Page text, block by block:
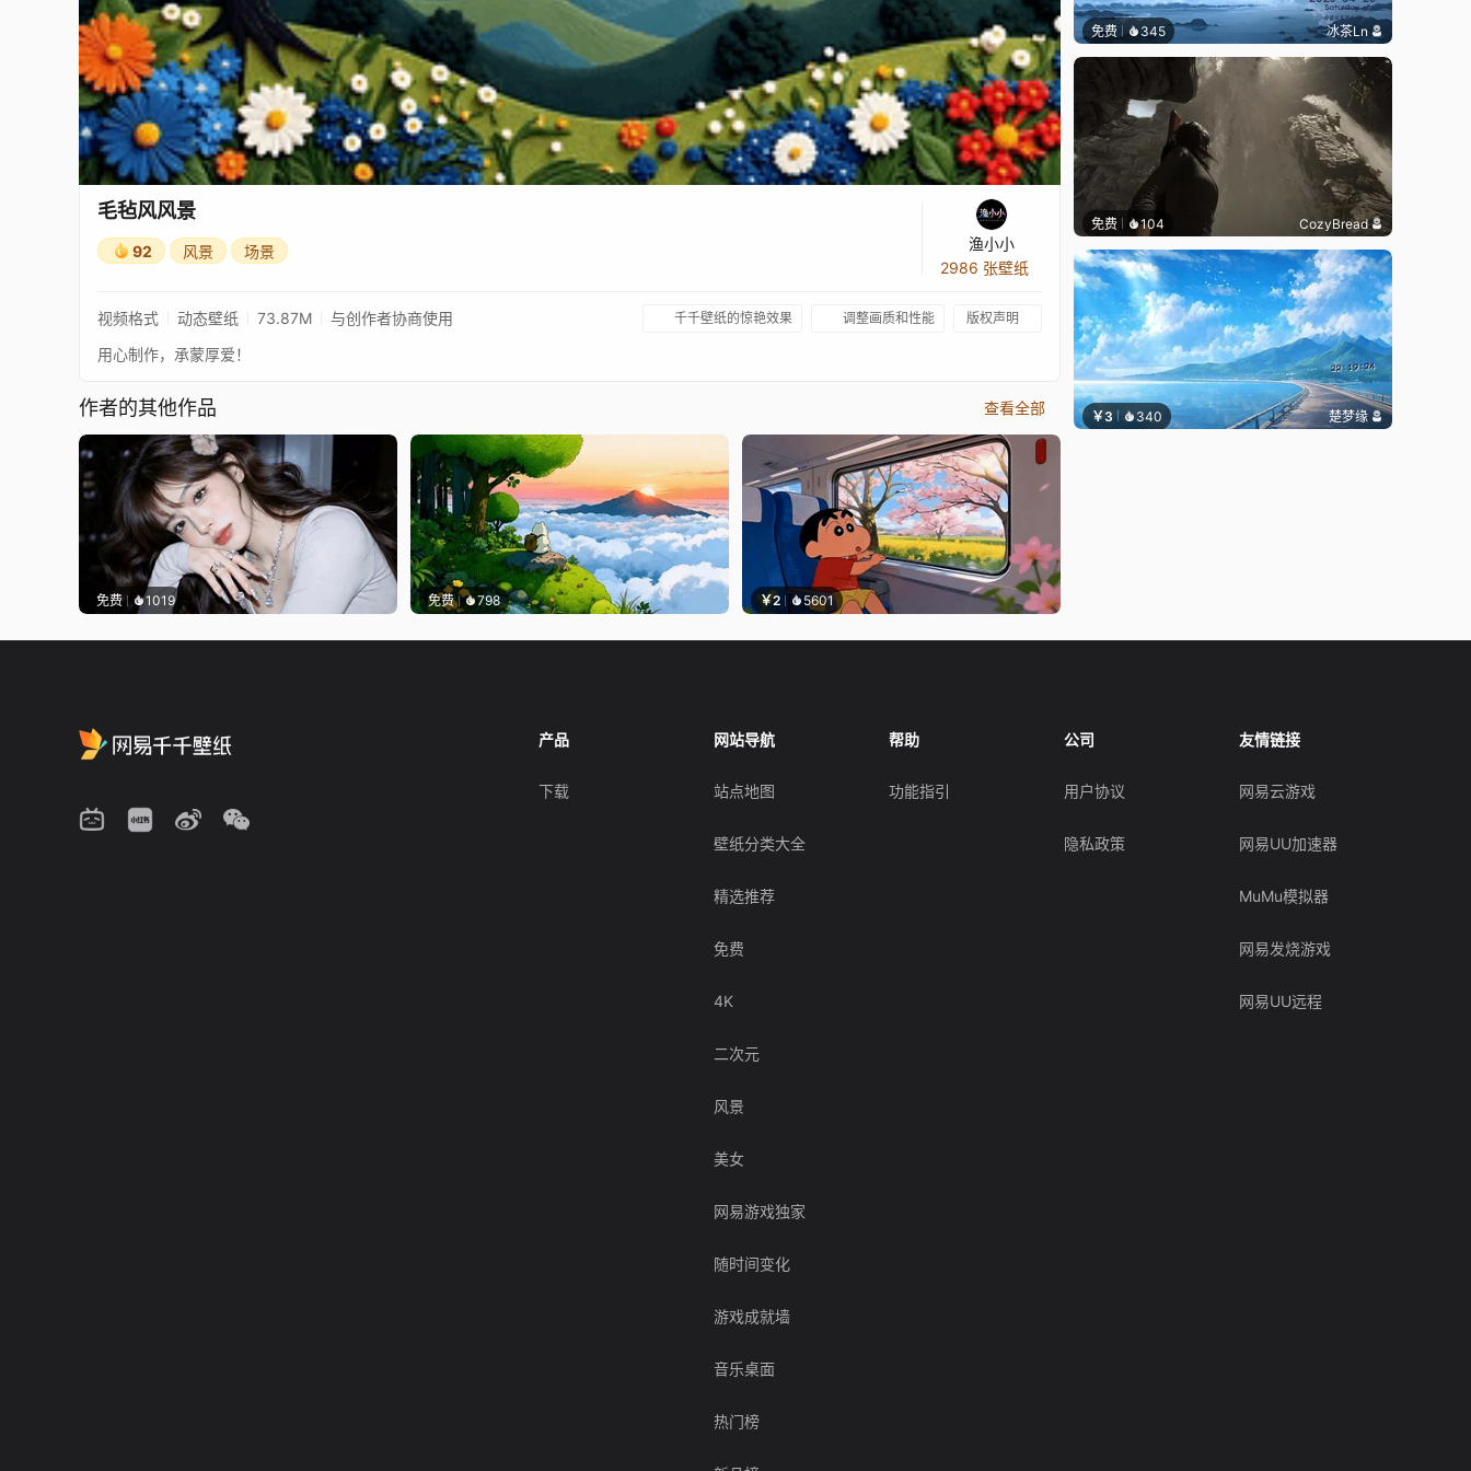
毛毡风风景
92 风景 场景
渔小小
2986 张壁纸
视频格式 动态壁纸 73.87M 与创作者协商使用 千千壁纸的惊艳效果 调整画质和性能 版权声明
用心制作，承蒙厚爱！
作者的其他作品 查看全部
免费 1019 免费 798 ￥2 5601
免费 345 冰茶Ln
免费 104 CozyBread
￥3 340 楚梦缘
产品
下载
网站导航
站点地图
壁纸分类大全
精选推荐
免费
4K
二次元
风景
美女
网易游戏独家
随时间变化
游戏成就墙
音乐桌面
热门榜
帮助
功能指引
公司
用户协议
隐私政策
友情链接
网易云游戏
网易UU加速器
MuMu模拟器
网易发烧游戏
网易UU远程